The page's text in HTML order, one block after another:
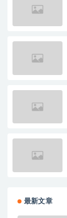
最新文章